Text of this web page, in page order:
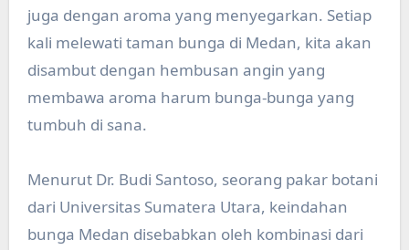
juga dengan aroma yang menyegarkan. Setiap
kali melewati taman bunga di Medan, kita akan
disambut dengan hembusan angin yang
membawa aroma harum bunga-bunga yang
tumbuh di sana.
Menurut Dr. Budi Santoso, seorang pakar botani
dari Universitas Sumatera Utara, keindahan
bunga Medan disebabkan oleh kombinasi dari